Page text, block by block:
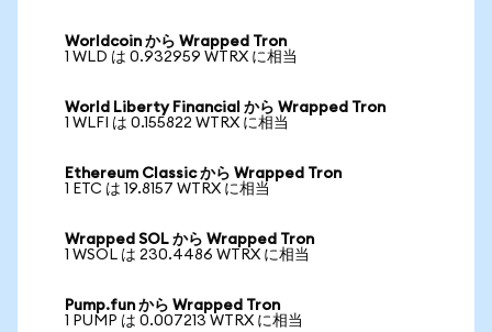
Worldcoin から Wrapped Tron
1 WLD は 0.932959 WTRX に相当
World Liberty Financial から Wrapped Tron
1 WLFI は 0.155822 WTRX に相当
Ethereum Classic から Wrapped Tron
1 ETC は 19.8157 WTRX に相当
Wrapped SOL から Wrapped Tron
1 WSOL は 230.4486 WTRX に相当
Pump.fun から Wrapped Tron
1 PUMP は 0.007213 WTRX に相当